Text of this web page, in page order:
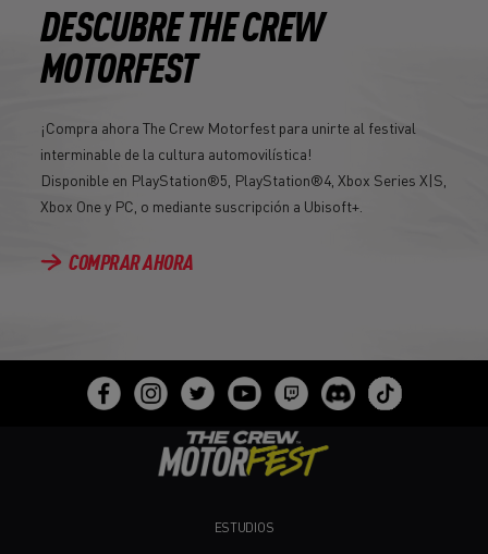
DESCUBRE THE CREW
MOTORFEST
¡Compra ahora The Crew Motorfest para unirte al festival
interminable de la cultura automovilística!
Disponible en PlayStation®5, PlayStation®4, Xbox Series X|S,
Xbox One y PC, o mediante suscripción a Ubisoft+.
COMPRAR AHORA
ESTUDIOS